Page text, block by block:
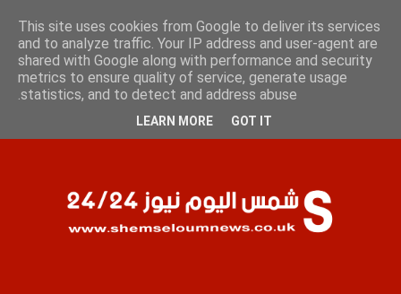
الجمعة 7 أغسطس 2026
الصفحات
This site uses cookies from Google to deliver its services
and to analyze traffic. Your IP address and user-agent are
shared with Google along with performance and security
metrics to ensure quality of service, generate usage
statistics, and to detect and address abuse.
LEARN MORE GOT IT